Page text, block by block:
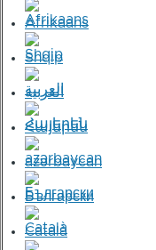
Afrikaans
Shqip
العربية
Հայերեն
azərbaycan
Български
Català